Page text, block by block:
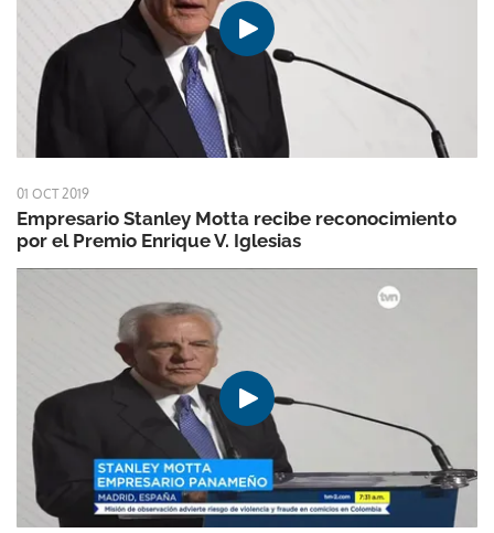
01 OCT 2019
Empresario Stanley Motta recibe reconocimiento
por el Premio Enrique V. Iglesias